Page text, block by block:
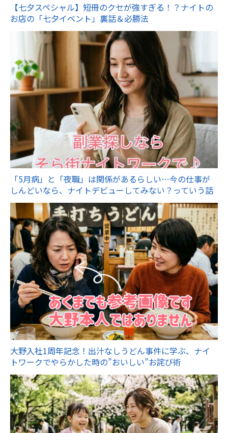
【七夕スペシャル】短冊のクセが強すぎる！？ナイトの
お店の「七夕イベント」裏話＆必勝法
「5月病」と「夜職」は関係があるらしい…今の仕事が
しんどいなら、ナイトデビューしてみない？っていう話
大野入社1周年記念！出汁なしうどん事件に学ぶ、ナイ
トワークでやらかした時の”おいしい”お詫び術